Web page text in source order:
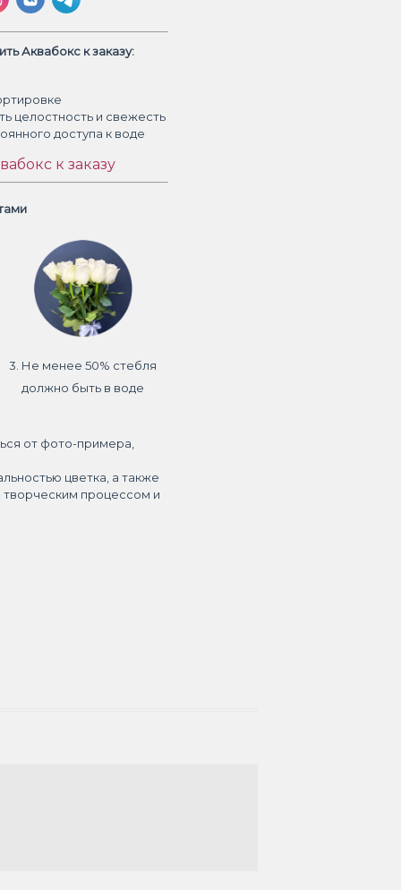
Аквабокс к заказу:
целостность и свежесть
доступа к воде
к заказу
3. Не менее 50% стебля
должно быть в воде
от фото-примера,
цветка, а также
творческим процессом и